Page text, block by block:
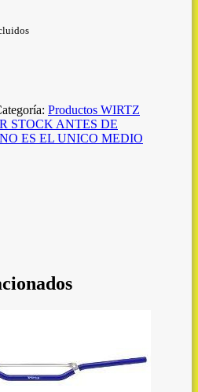
Productos WIRTZ
STOCK ANTES DE
ES EL UNICO MEDIO